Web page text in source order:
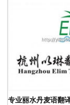
务新标杆
专业丽水丹麦语翻